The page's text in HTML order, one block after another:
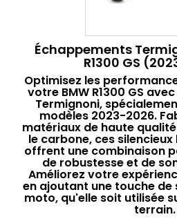
Échappements
R1300 GS
Optimisez les
votre BMW R1300 GS
Termignoni,
modèles 2023-2026.
matériaux de haute
le carbone, ces
offrent une combinaison
de robustesse et de
Améliorez votre
en ajoutant une touche
moto, qu'elle soit utilisée
terrain.